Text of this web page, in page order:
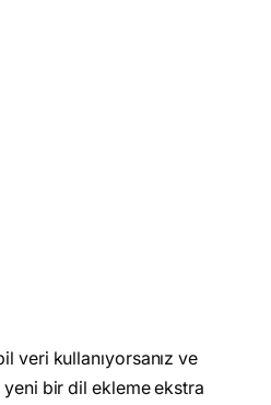
veri kullanıyorsanız ve
bir dil ekleme ekstra